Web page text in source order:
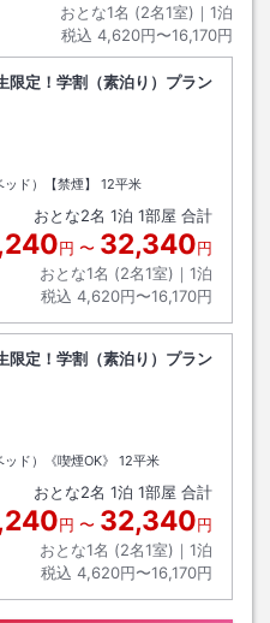
おとな1名 (2名1室)｜ 1泊
税込 4,620円〜16,170円
限定！学割（素泊り）プラン
ド）【禁煙】
12平米
おとな2名 1泊 1部屋 合計
円 〜 32,340円
おとな1名 (2名1室)｜ 1泊
税込 4,620円〜16,170円
限定！学割（素泊り）プラン
ド）《喫煙OK》
12平米
おとな2名 1泊 1部屋 合計
円 〜 32,340円
おとな1名 (2名1室)｜ 1泊
税込 4,620円〜16,170円